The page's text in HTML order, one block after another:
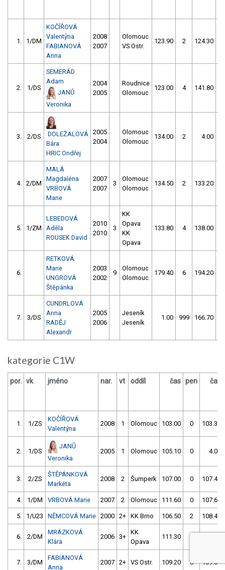
1. 1/DM
KOČÍŘOVÁ
Valentýna
FABIANOVÁ
Anna
2008
2007
Olomouc
VS Ostr.
123.90 2 124.30
2. 1/DS
SEMERÁD
Adam
JANŮ
Veronika
2004
2005
Roudnice
Olomouc
123.00 4 141.80
3. 2/DS
DOLEŽALOVÁ
Bára
HRIC Ondřej
2005
2004
Olomouc
Olomouc
134.00 2 4.00
4. 2/DM
MALÁ
Magdaléna
VRBOVÁ
Marie
2007
2007
3
Olomouc
Olomouc
134.50 2 133.20
5. 1/ZM
LEBEDOVÁ
Adéla
ROUSEK David
2010
2010
3
KK
Opava
KK
Opava
133.80 4 138.00
6.
RETKOVÁ
Marie
UNGROVÁ
Štěpánka
2003
2002
9
Olomouc
Olomouc
179.40 6 194.20
7. 3/DS
CUNDRLOVÁ
Anna
RADĚJ
Alexandr
2005
2006
Jeseník
Jeseník
1.00 999 166.70
kategorie C1W
por. vk jméno nar. vt oddíl čas pen čas
1. 1/ZS
KOČÍŘOVÁ
Valentýna
2008 1 Olomouc 103.00 0 103.30
2. 1/DS
JANŮ
Veronika
2005 1 Olomouc 105.10 0 4.00
3. 2/ZS
ŠTĚPÁNKOVÁ
Markéta
2008 2 Šumperk 107.00 0 107.40
4. 1/DM VRBOVÁ Marie 2007 2 Olomouc 111.60 0 107.60
5. 1/U23 NĚMCOVÁ Marie 2000 2+ KK Brno 106.50 2 108.40
6. 2/DM
MRÁZKOVÁ
Klára
2006 3+
KK
Opava
111.30
7. 3/DM
FABIANOVÁ
Anna
2007 2+ VS Ostr. 109.20 0 109.00